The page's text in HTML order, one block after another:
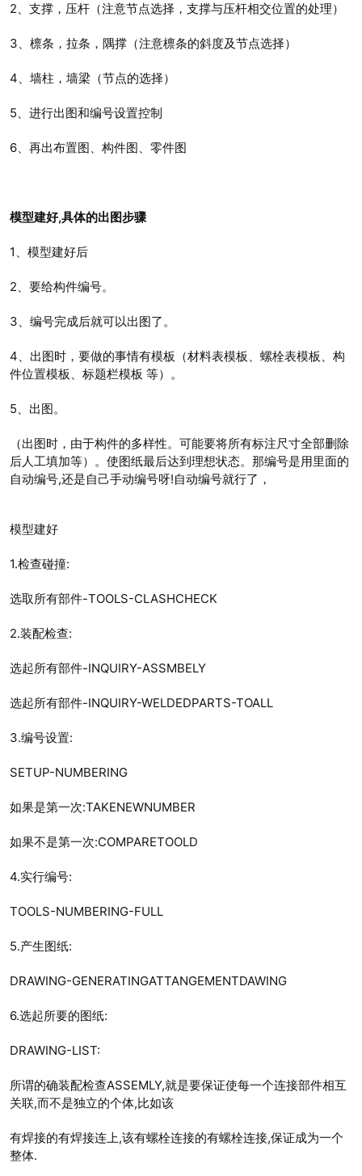
2、支撑，压杆（注意节点选择，支撑与压杆相交位置的处理）
3、檩条，拉条，隅撑（注意檩条的斜度及节点选择）
4、墙柱，墙梁（节点的选择）
5、进行出图和编号设置控制
6、再出布置图、构件图、零件图
模型建好,具体的出图步骤
1、模型建好后
2、要给构件编号。
3、编号完成后就可以出图了。
4、出图时，要做的事情有模板（材料表模板、螺栓表模板、构
件位置模板、标题栏模板 等）。
5、出图。
（出图时，由于构件的多样性。可能要将所有标注尺寸全部删除
后人工填加等）。使图纸最后达到理想状态。那编号是用里面的
自动编号,还是自己手动编号呀!自动编号就行了，
模型建好
1.检查碰撞:
选取所有部件-TOOLS-CLASHCHECK
2.装配检查:
选起所有部件-INQUIRY-ASSMBELY
选起所有部件-INQUIRY-WELDEDPARTS-TOALL
3.编号设置:
SETUP-NUMBERING
如果是第一次:TAKENEWNUMBER
如果不是第一次:COMPARETOOLD
4.实行编号:
TOOLS-NUMBERING-FULL
5.产生图纸:
DRAWING-GENERATINGATTANGEMENTDAWING
6.选起所要的图纸:
DRAWING-LIST:
所谓的确装配检查ASSEMLY,就是要保证使每一个连接部件相互
关联,而不是独立的个体,比如该
有焊接的有焊接连上,该有螺栓连接的有螺栓连接,保证成为一个
整体.